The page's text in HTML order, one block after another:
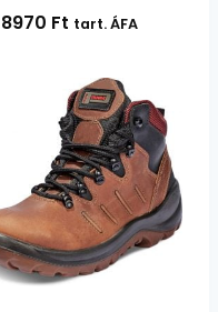
8970 Ft tart. ÁFA